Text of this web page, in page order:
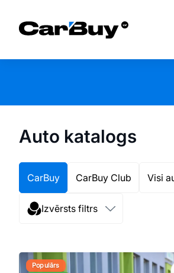
Auto katalogs
CarBuy CarBuy Club Visi
Izvērsts filtrs
Populārs